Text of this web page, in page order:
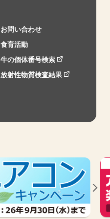
お問い合わせ
食育活動
牛の個体番号検索
放射性物質検査結果